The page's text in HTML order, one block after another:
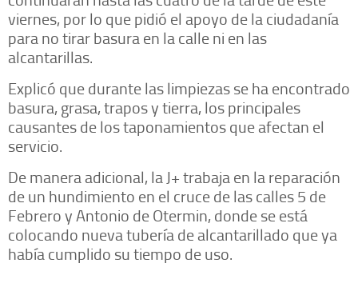
viernes, por lo que pidió el apoyo de la ciudadanía
para no tirar basura en la calle ni en las
alcantarillas.
Explicó que durante las limpiezas se ha encontrado
basura, grasa, trapos y tierra, los principales
causantes de los taponamientos que afectan el
servicio.
De manera adicional, la J+ trabaja en la reparación
de un hundimiento en el cruce de las calles 5 de
Febrero y Antonio de Otermin, donde se está
colocando nueva tubería de alcantarillado que ya
había cumplido su tiempo de uso.